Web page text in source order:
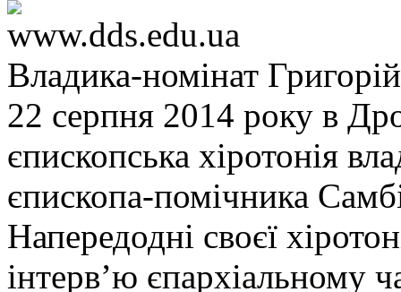
www.dds.edu.ua
Владика-номінат
22 серпня 2014 року в
єпископська хіротонія
єпископа-помічника
Напередодні своєї
інтерв’ю єпархіальному